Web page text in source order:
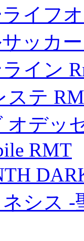
イフ
ッカ
イン
ステ
オデッ
RMT
シス